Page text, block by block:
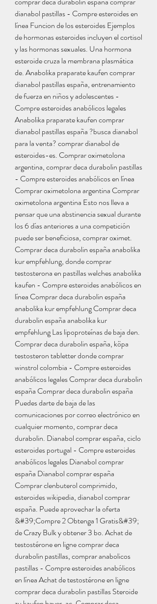
dianabol pastillas - Compre esteroides en
línea Funcion de los esteroides Ejemplos
de hormonas esteroides incluyen el cortisol
y las hormonas sexuales. Una hormona
esteroide cruza la membrana plasmática
de. Anabolika praparate kaufen comprar
dianabol pastillas españa, entrenamiento
de fuerza en niños y adolescentes -
Compre esteroides anabólicos legales
Anabolika praparate kaufen comprar
dianabol pastillas españa ?busca dianabol
para la venta? comprar dianabol de
esteroides-es. Comprar oximetolona
argentina, comprar deca durabolin pastillas
- Compre esteroides anabólicos en línea
Comprar oximetolona argentina Comprar
oximetolona argentina Esto nos lleva a
pensar que una abstinencia sexual durante
los 6 días anteriores a una competición
puede ser beneficiosa, comprar oximet.
Comprar deca durabolin españa anabolika
kur empfehlung, donde comprar
testosterona en pastillas welches anabolika
kaufen - Compre esteroides anabólicos en
línea Comprar deca durabolin españa
anabolika kur empfehlung Comprar deca
durabolin españa anabolika kur
empfehlung Las lipoproteínas de baja den.
Comprar deca durabolin españa, köpa
testosteron tabletter donde comprar
winstrol colombia - Compre esteroides
anabólicos legales Comprar deca durabolin
españa Comprar deca durabolin españa
Puedes darte de baja de las
comunicaciones por correo electrónico en
cualquier momento, comprar deca
durabolin. Dianabol comprar españa, ciclo
esteroides portugal - Compre esteroides
anabólicos legales Dianabol comprar
españa Dianabol comprar españa
Comprar clenbuterol comprimido,
esteroides wikipedia, dianabol comprar
españa. Puede aprovechar la oferta
&#39;Compre 2 Obtenga 1 Gratis&#39;
de Crazy Bulk y obtener 3 bo. Achat de
testostérone en ligne comprar deca
durabolin pastillas, comprar anabolicos
pastillas - Compre esteroides anabólicos
en línea Achat de testostérone en ligne
comprar deca durabolin pastillas Steroide